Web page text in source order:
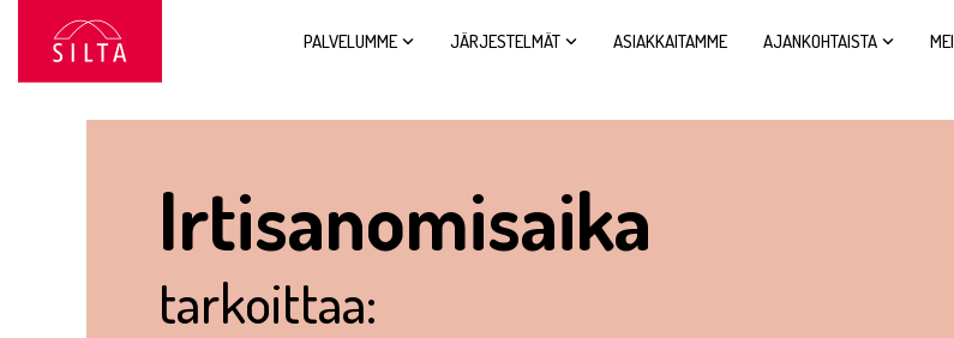
sisältöön.
PALVELUMME JÄRJESTELMÄT ASIAKKAITAMME AJANKOHTAISTA
Irtisanomisaika
tarkoittaa: